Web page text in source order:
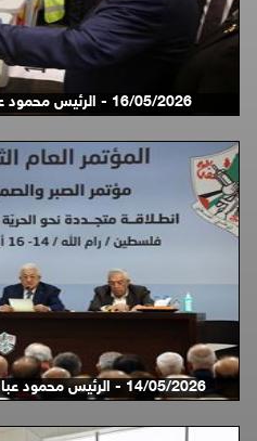
16/05/2026 - الرئيس محمود عباس أثناء الإدلاء بصوته ...
14/05/2026 - الرئيس محمود عباس، خلال القاء كلمته في ا ...